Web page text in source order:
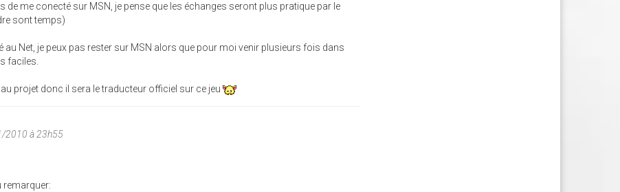
me conecté sur MSN, je pense que les échanges seront plus pratique par le
sont temps)
au Net, je peux pas rester sur MSN alors que pour moi venir plusieurs fois dans
faciles.
projet donc il sera le traducteur officiel sur ce jeu
2010 à 23h55
remarquer: